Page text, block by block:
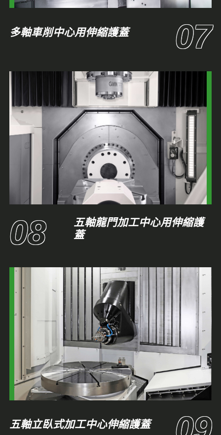
多軸車削中心用伸縮護蓋
五軸龍門加工中心用伸縮護
蓋
五軸立臥式加工中心伸縮護蓋